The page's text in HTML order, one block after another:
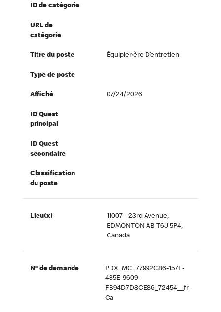
ID de catégorie
URL de
catégorie
Titre du poste Équipier·ère D’entretien
Type de poste
Affiché 07/24/2026
ID Quest
principal
ID Quest
secondaire
Classification
du poste
Lieu(x)
11007 - 23rd Avenue,
EDMONTON AB T6J 5P4,
Canada
Nº de demande
PDX_MC_77992C86-157F-
485E-9609-
FB94D7D8CE86_72454__fr-
Ca